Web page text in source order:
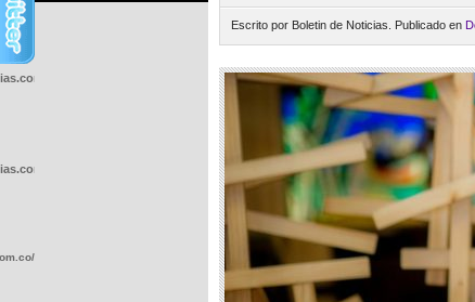
Escrito por Boletin de Noticias. Publicado en
wp-
wp-
wp-